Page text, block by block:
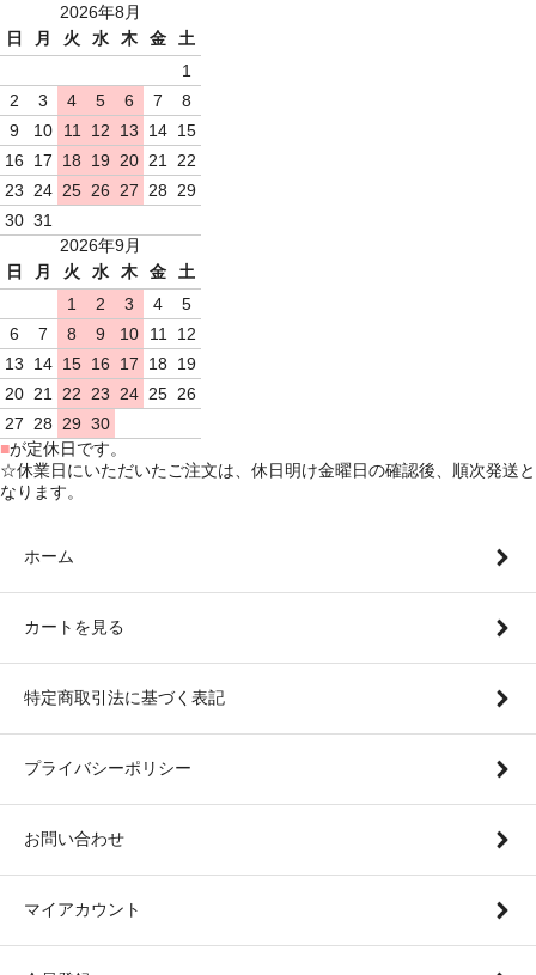
2026年8月
日
月 火 水 木 金
土
1
2
3 4 5 6 7
8
9
10 11 12 13 14 15
16
17 18 19 20 21
22
23
24 25 26 27 28
29
30 31
2026年9月
日
月 火 水 木 金
土
1
2 3 4
5
6
7 8 9 10 11
12
13
14 15 16 17 18
19
20 21 22 23 24 25 26
27
28 29 30
■が定休日です。
☆休業日にいただいたご注文は、休日明け金曜日の確認後、順次発送と
なります。
ホーム
カートを見る
特定商取引法に基づく表記
プライバシーポリシー
お問い合わせ
マイアカウント